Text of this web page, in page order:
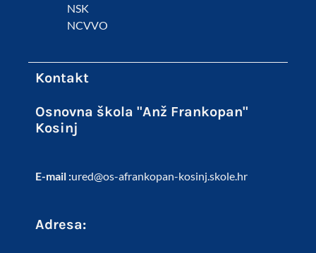
NSK
NCVVO
Kontakt
Osnovna škola "Anž Frankopan"
Kosinj
E-mail :ured@os-afrankopan-kosinj.skole.hr
Adresa: